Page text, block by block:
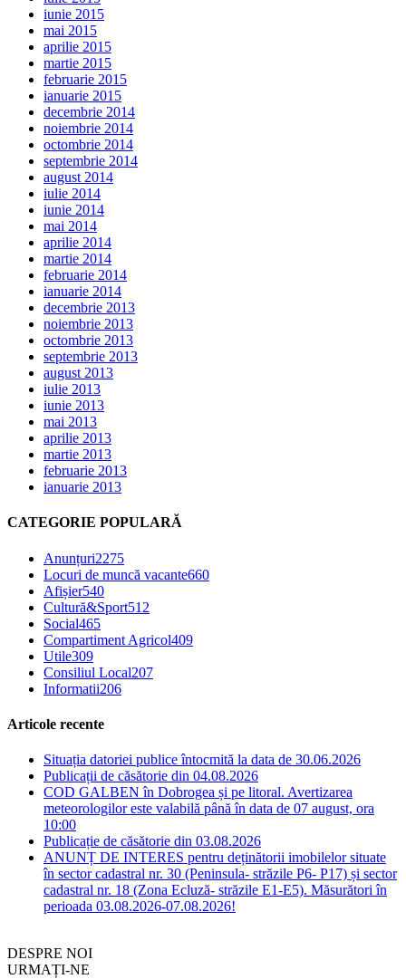
iunie 2015
mai 2015
aprilie 2015
martie 2015
februarie 2015
ianuarie 2015
decembrie 2014
noiembrie 2014
octombrie 2014
septembrie 2014
august 2014
iulie 2014
iunie 2014
mai 2014
aprilie 2014
martie 2014
februarie 2014
ianuarie 2014
decembrie 2013
noiembrie 2013
octombrie 2013
septembrie 2013
august 2013
iulie 2013
iunie 2013
mai 2013
aprilie 2013
martie 2013
februarie 2013
ianuarie 2013
CATEGORIE POPULARĂ
Anunțuri2275
Locuri de muncă vacante660
Afișier540
Cultură&Sport512
Social465
Compartiment Agricol409
Utile309
Consiliul Local207
Informatii206
Articole recente
Situația datoriei publice întocmită la data de 30.06.2026
Publicații de căsătorie din 04.08.2026
COD GALBEN în Dobrogea și pe litoral. Avertizarea
meteorologilor este valabilă până în data de 07 august, ora
10:00
Publicație de căsătorie din 03.08.2026
ANUNȚ DE INTERES pentru deținătorii imobilelor situate
în sector cadastral nr. 30 (Peninsula- străzile P6- P17) și sector
cadastral nr. 18 (Zona Ecluză- străzile E1-E5). Măsurători în
perioada 03.08.2026-07.08.2026!
DESPRE NOI
URMAȚI-NE